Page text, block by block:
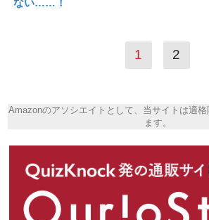
ない……！
1 2
Amazonのアソシエイトとして、当サイトは適
ます。